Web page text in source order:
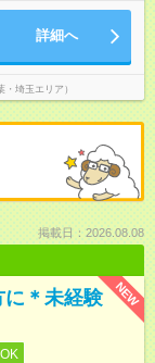
詳細へ
埼玉エリア）
掲載日：2026.08.08
NEW
に＊未経験